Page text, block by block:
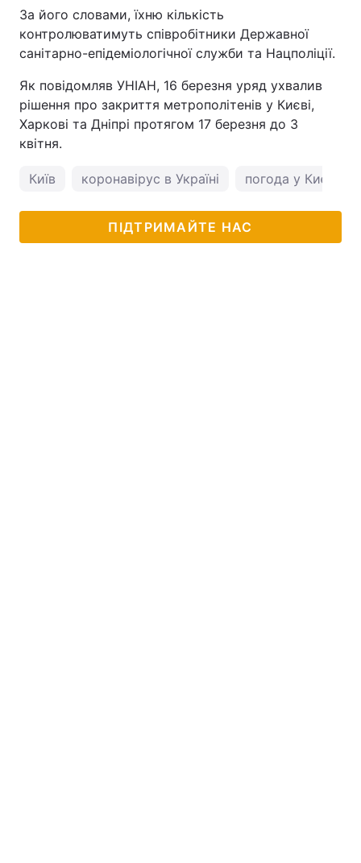
За його словами, їхню кількість
контролюватимуть співробітники Державної
санітарно-епідеміологічної служби та Нацполіції.
Як повідомляв УНІАН, 16 березня уряд ухвалив
рішення про закриття метрополітенів у Києві,
Харкові та Дніпрі протягом 17 березня до 3
квітня.
Київ коронавірус в Україні погода у Києві
ПІДТРИМАЙТЕ НАС